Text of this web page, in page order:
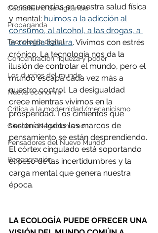
Capitalismo de vigilancia
Propaganda
Tecnología digital
Concentración riqueza y poder
Los dueños del mundo
Nueva economía
Crítica a la modernidad/mecanicismo
Ciencia - Negacionismo
Pensadores del Nuevo Mundo
Regeneración
consecuencias en nuestra salud física
y mental: huimos a la adicción al
consumo, al alcohol, a las drogas, a
la comida basura. Vivimos con estrés
crónico. La tecnología nos da la
ilusión de controlar el mundo, pero el
mundo escapa cada vez más a
nuestro control. La desigualdad
crece mientras vivimos en la
prosperidad. Los cimientos que
sostenían todos los marcos de
pensamiento se están desprendiendo.
El córtex cingulado está soportando
el peso de las incertidumbres y la
carga mental que genera nuestra
época.
LA ECOLOGÍA PUEDE OFRECER UNA